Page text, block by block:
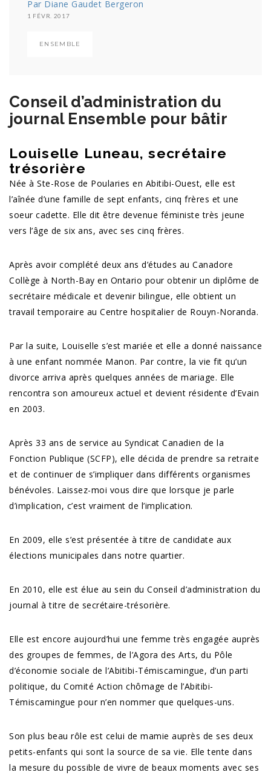
Par Diane Gaudet Bergeron
1 FÉVR. 2017
ENSEMBLE
Conseil d’administration du
journal Ensemble pour bâtir
Louiselle Luneau, secrétaire
trésorière
Née à Ste-Rose de Poularies en Abitibi-Ouest, elle est
l’aînée d’une famille de sept enfants, cinq frères et une
soeur cadette. Elle dit être devenue féministe très jeune
vers l’âge de six ans, avec ses cinq frères.
Après avoir complété deux ans d’études au Canadore
Collège à North-Bay en Ontario pour obtenir un diplôme de
secrétaire médicale et devenir bilingue, elle obtient un
travail temporaire au Centre hospitalier de Rouyn-Noranda.
Par la suite, Louiselle s’est mariée et elle a donné naissance
à une enfant nommée Manon. Par contre, la vie fit qu’un
divorce arriva après quelques années de mariage. Elle
rencontra son amoureux actuel et devient résidente d’Evain
en 2003.
Après 33 ans de service au Syndicat Canadien de la
Fonction Publique (SCFP), elle décida de prendre sa retraite
et de continuer de s’impliquer dans différents organismes
bénévoles. Laissez-moi vous dire que lorsque je parle
d’implication, c’est vraiment de l’implication.
En 2009, elle s’est présentée à titre de candidate aux
élections municipales dans notre quartier.
En 2010, elle est élue au sein du Conseil d’administration du
journal à titre de secrétaire-trésorière.
Elle est encore aujourd’hui une femme très engagée auprès
des groupes de femmes, de l’Agora des Arts, du Pôle
d’économie sociale de l’Abitibi-Témiscamingue, d’un parti
politique, du Comité Action chômage de l’Abitibi-
Témiscamingue pour n’en nommer que quelques-uns.
Son plus beau rôle est celui de mamie auprès de ses deux
petits-enfants qui sont la source de sa vie. Elle tente dans
la mesure du possible de vivre de beaux moments avec ses